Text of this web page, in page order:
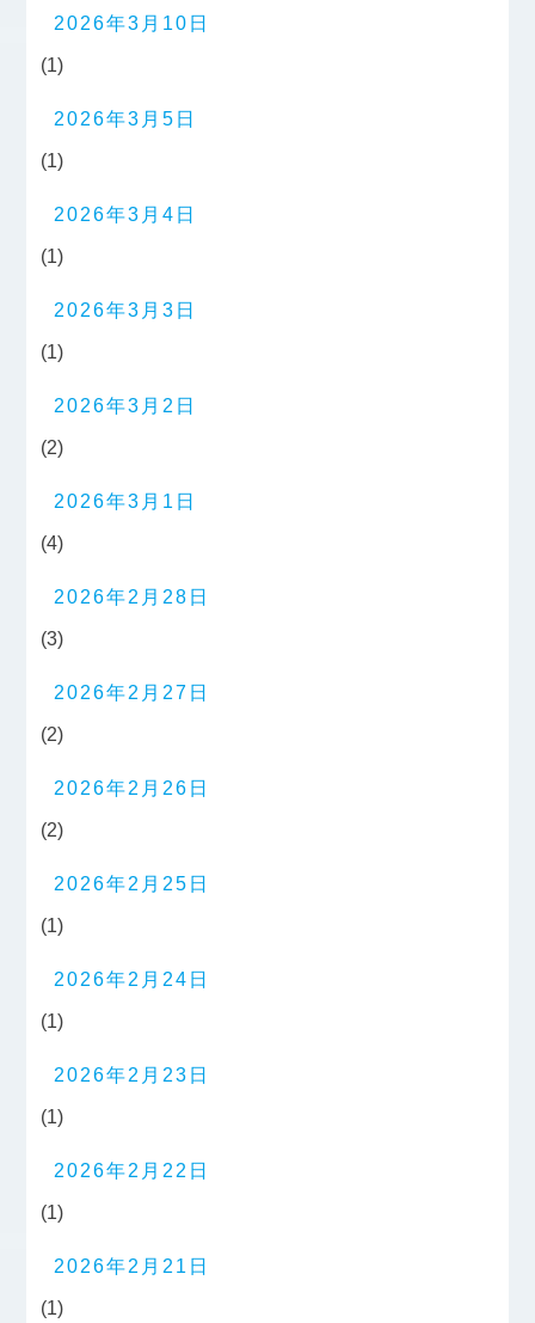
2026年3月10日
(1)
2026年3月5日
(1)
2026年3月4日
(1)
2026年3月3日
(1)
2026年3月2日
(2)
2026年3月1日
(4)
2026年2月28日
(3)
2026年2月27日
(2)
2026年2月26日
(2)
2026年2月25日
(1)
2026年2月24日
(1)
2026年2月23日
(1)
2026年2月22日
(1)
2026年2月21日
(1)